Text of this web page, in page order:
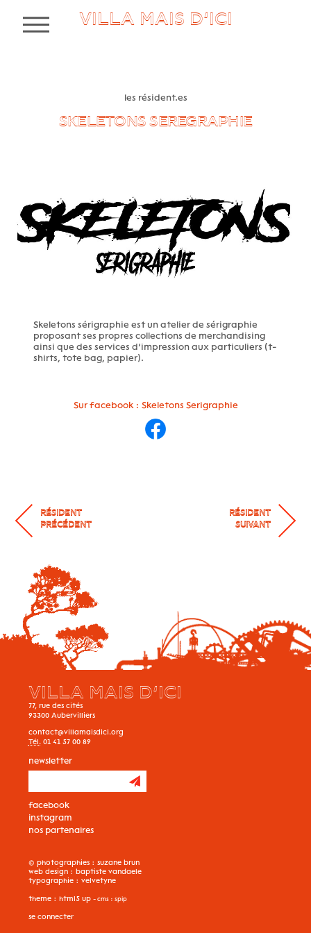
VILLA MAIS D’ICI
MENU
les résident.es
SKELETONS SEREGRAPHIE
Skeletons sérigraphie est un atelier de sérigraphie
proposant ses propres collections de merchandising
ainsi que des services d’impression aux particuliers (t-
shirts, tote bag, papier).
Sur facebook : Skeletons Serigraphie
RÉSIDENT
PRÉCÉDENT
RÉSIDENT
SUIVANT
newsletter
facebook
instagram
nos partenaires
VILLA MAIS D’ICI
77, rue des cités
93300 Aubervilliers
contact@villamaisdici.org
Tél. 01 41 57 00 89
© photographies : suzane brun
web design : baptiste vandaele
typographie : velvetyne
theme : html5 up - cms : spip
se connecter